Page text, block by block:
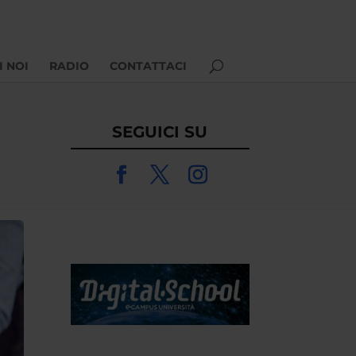
NOI RADIO CONTATTACI
SEGUICI SU